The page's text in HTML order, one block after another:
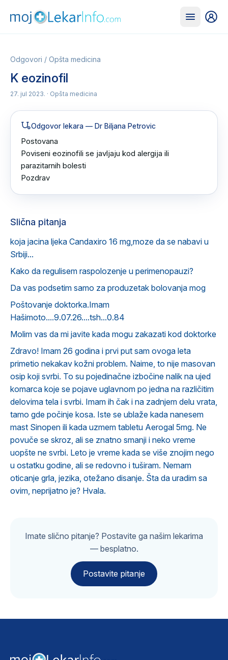
Odgovori / Opšta medicina
K eozinofil
27. jul 2023. · Opšta medicina
Odgovor lekara — Dr Biljana Petrovic
Postovana
Poviseni eozinofili se javljaju kod alergija ili
parazitarnih bolesti
Pozdrav
Slična pitanja
koja jacina ljeka Candaxiro 16 mg,moze da se nabavi u
Srbiji...
Kako da regulisem raspolozenje u perimenopauzi?
Da vas podsetim samo za produzetak bolovanja mog
Poštovanje doktorka.Imam
Hašimoto....9.07.26....tsh...0.84
Molim vas da mi javite kada mogu zakazati kod doktorke
Zdravo! Imam 26 godina i prvi put sam ovoga leta
primetio nekakav kožni problem. Naime, to nije masovan
osip koji svrbi. To su pojedinačne izbočine nalik na ujed
komarca koje se pojave uglavnom po jedna na različitim
delovima tela i svrbi. Imam ih čak i na zadnjem delu vrata,
tamo gde počinje kosa. Iste se ublaže kada nanesem
mast Sinopen ili kada uzmem tabletu Aerogal 5mg. Ne
povuče se skroz, ali se znatno smanji i neko vreme
uopšte ne svrbi. Leto je vreme kada se više znojim nego
u ostatku godine, ali se redovno i tuširam. Nemam
oticanje grla, jezika, otežano disanje. Šta da uradim sa
ovim, neprijatno je? Hvala.
Imate slično pitanje? Postavite ga našim lekarima
— besplatno.
Postavite pitanje